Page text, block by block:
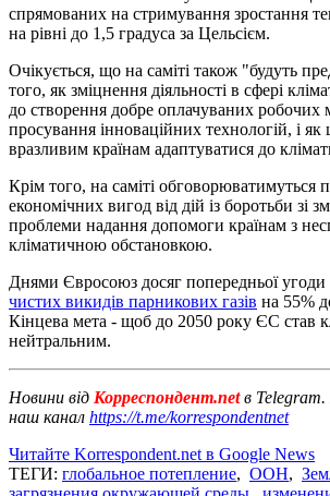
спрямованих на стримування зростання
на рівні до 1,5 градуса за Цельсієм.
Очікується, що на саміті також "будуть
того, як зміцнення діяльності в сфері
до створення добре оплачуваних робочих
просування інноваційних технологій, і
вразливим країнам адаптуватися до
Крім того, на саміті обговорюватимуться
економічних вигод від дій із боротьби зі
проблеми надання допомоги країнам з
кліматичною обстановкою.
Днями Євросоюз досяг попередньої угоди
чистих викидів парникових газів на 55%
Кінцева мета - щоб до 2050 року ЄС став
нейтральним.
Новини від Корреспондент.netв
наш канал https://t.me/korrespondentnet
Читайте Korrespondent.net в Google News
ТЕГИ: глобальное потепление, ООН,